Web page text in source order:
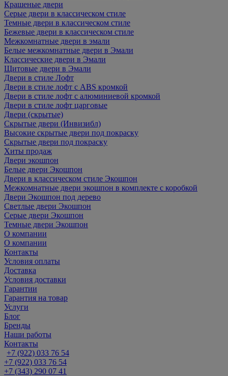
Крашеные двери
Серые двери в классическом стиле
Темные двери в классическом стиле
Бежевые двери в классическом стиле
Межкомнатные двери в эмали
Белые межкомнатные двери в Эмали
Классические двери в Эмали
Щитовые двери в Эмали
Двери в стиле Лофт
Двери в стиле лофт с ABS кромкой
Двери в стиле лофт с алюминиевой кромкой
Двери в стиле лофт царговые
Двери (скрытые)
Скрытые двери (Инвизибл)
Высокие скрытые двери под покраску
Скрытые двери под покраску
Хиты продаж
Двери экошпон
Белые двери Экошпон
Двери в классическом стиле Экошпон
Межкомнатные двери экошпон в комплекте с коробкой
Двери Экошпон под дерево
Светлые двери Экошпон
Серые двери Экошпон
Темные двери Экошпон
О компании
О компании
Контакты
Условия оплаты
Доставка
Условия доставки
Гарантии
Гарантия на товар
Услуги
Блог
Бренды
Наши работы
Контакты
+7 (922) 033 76 54
+7 (922) 033 76 54
+7 (343) 290 07 41